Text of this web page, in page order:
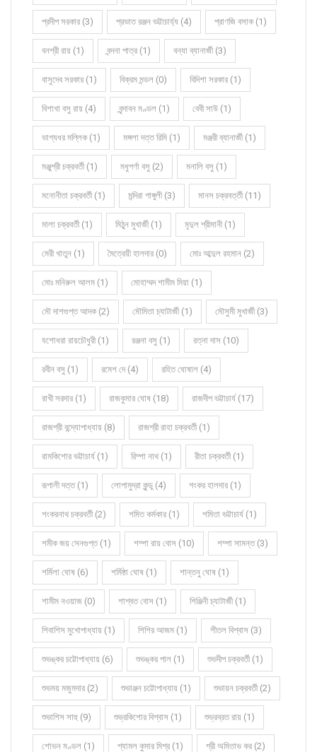
প্রদীপ সরকার (3) প্রভাত রঞ্জন ভট্টাচার্য্য (4) প্রাণজি বসাক (1)
বনশ্রী রায় (1) বন্দনা পাত্র (1) বন্যা ব্যানার্জী (3)
বাসুদেব সরকার (1) বিক্রম মন্ডল (0) বিদিশা সরকার (1)
বিশাখা বসু রায় (4) বৃন্দাবন মণ্ডল (1) বেবী সাউ (1)
ভাগ্যধর মল্লিক (1) মঙ্গলা দত্ত রিমি (1) মঞ্জরী ব্যানার্জী (1)
মঞ্জুশ্রী চক্রবর্তী (1) মধুপর্ণা বসু (2) মনালি বসু (1)
মনোনীতা চক্রবর্তী (1) মন্দিরা গাঙ্গুলী (3) মানস চক্রবর্ত্তী (11)
মালা চক্রবর্তী (1) মিঠুন মুখার্জী (1) মৃদুল শ্রীমানী (1)
মেরী খাতুন (1) মৈত্রেয়ী হালদার (0) মোঃ আব্দুল রহমান (2)
মোঃ মনিরুল আলম (1) মোহাম্মদ শামীম মিয়া (1)
মৌ দাশগুপ্ত আদক (2) মৌমিতা চ্যাটার্জী (1) মৌসুমী মুখার্জী (3)
যশোধরা রায়চৌধুরী (1) রঞ্জনা বসু (1) রত্না দাস (10)
রবীন বসু (1) রমেশ দে (4) রহিত ঘোষাল (4)
রাখী সরদার (1) রাজকুমার ঘোষ (18) রাজদীপ ভট্টাচার্য (17)
রাজশ্রী বন্দ্যোপাধ্যায় (8) রাজশ্রী রাহা চক্রবর্তী (1)
রামকিশোর ভট্টাচার্য (1) রিম্পা নাথ (1) রীতা চক্রবর্তী (1)
রূপালী দত্ত (1) লোপামুদ্রা কুন্ডু (4) শংকর হালদার (1)
শংকরনাথ চক্রবর্তী (2) শমিত কর্মকার (1) শমিতা ভট্টাচার্য (1)
শমীক জয় সেনগুপ্ত (1) শম্পা রায় বোস (10) শম্পা সামন্ত (3)
শর্মিলা ঘোষ (6) শর্মিষ্ঠা ঘোষ (1) শান্তনু ঘোষ (1)
শামীম নওয়াজ (0) শাশ্বত বোস (1) শিঞ্জিনী চ্যাটার্জী (1)
শিবাশিস মুখোপাধ্যায় (1) শিশির আজম (1) শীতল বিশ্বাস (3)
শুভঙ্কর চট্টোপাধ্যায় (6) শুভঙ্কর পাল (1) শুভদীপ চক্রবর্তী (1)
শুভময় মজুমদার (2) শুভাঞ্জন চট্টোপাধ্যায় (1) শুভায়ন চক্রবর্তী (2)
শুভাশিস সাহু (9) শুভ্রকিশোর বিশ্বাস (1) শুভ্রব্রত রায় (1)
শোভন মণ্ডল (1) শ্যামল কুমার মিশ্র (1) শ্রী অমিতাভ কর (2)